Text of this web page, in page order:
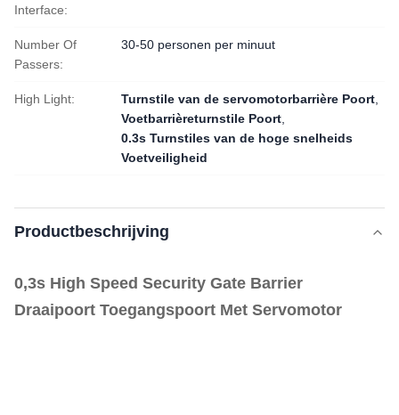
Interface:
Number Of
Passers:
30-50 personen per minuut
High Light: Turnstile van de servomotorbarrière Poort
Voetbarrièreturnstile Poort
0.3s Turnstiles van de hoge snelheids
Voetveiligheid
Productbeschrijving
0,3s High Speed Security Gate Barrier
Draaipoort Toegangspoort Met Servomotor